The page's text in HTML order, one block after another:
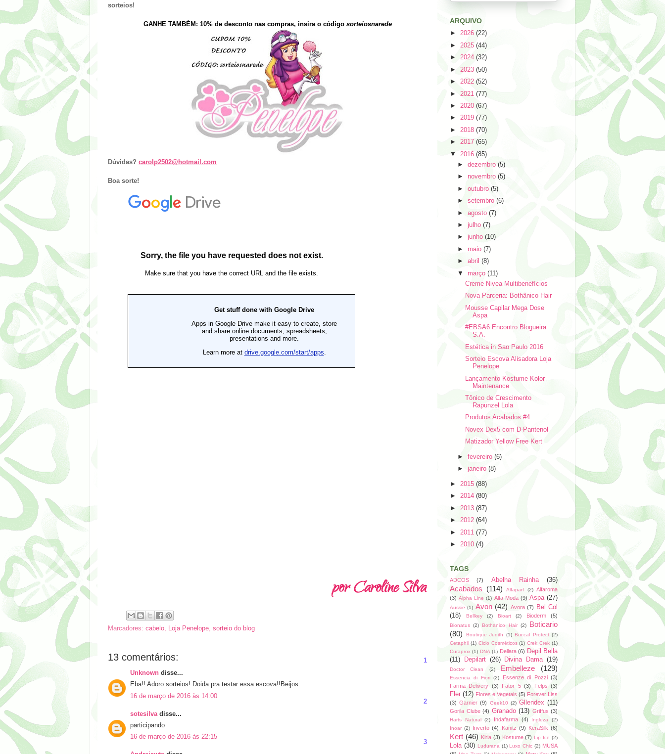
sorteios!
GANHE TAMBÉM : 10% de desconto nas compras, insirao código sorteiosnarede
Dúvidas? carolp2502@hotmail.com
Boa sorte!
Marcadores: cabelo Loja Penelope sorteio do blog
13 comentários:
Unknown disse...
1
Eba!! Adoro sorteios! Doida pra testar essa escova!!Beijos
16 de março de 2016 às 14:00
sotesilva disse...
2
participando
16 de março de 2016 às 22:15
3
ARQUIVO
► 2026 (22)
► 2025 (44)
► 2024 (32)
► 2023 (50)
► 2022 (52)
► 2021 (77)
► 2020 (67)
► 2019 (77)
► 2018 (70)
► 2017 (65)
▼ 2016 (85)
►dezembro(5)
► novembro(5)
►outubro(5)
►setembro(6)
►agosto(7)
► julho(7)
► junho(10)
► maio(7)
►abril(8)
▼ março(11)
Creme Nivea Multibenefícios
Nova Parceria: Bothânico Hair
Mousse Capilar Mega Dose
Aspa
#EBSA6 Encontro Blogueira
S.A.
Estética in Sao Paulo 2016
Sorteio Escova Alisadora Loja
Penelope
Lançamento Kostume Kolor
Maintenance
Tônico de Crescimento
Rapunzel Lola
Produtos Acabados #4
Novex Dex5 com D-Pantenol
Matizador Yellow Free Kert
►fevereiro(6)
►janeiro(8)
► 2015 (88)
► 2014 (80)
► 2013 (87)
► 2012 (64)
► 2011 (77)
► 2010 (4)
TAGS
ADCOS (7) Abelha Rainha (36)
Acabados (114) Alfaparf (2) Alfaroma
(3) Alpha Line (1) Alta Moda (9) Aspa (27)
Aussie (1) Avon (42) Avora (7)
Bel Col
(18)
Bellkey (2) Bioart (2) Bioderm (5)
Bionatus (2) Bothanico Hair (2)
Boticario
(80)
Boutique Judith (1) Buccal Protect (2)
Cetaphil (1) Ciclo Cosméticos (1) Crek Crek (1)
Curaprox (1) DNA (1) Dellara (6) Depil Bella
(11)
Depilart (26) Divina Dama (19)
Doctor Clean (2) Embelleze (129)
Essencia di Fiori (2) Essenze di Pozzi (3)
Farma Delivery (3) Fator 5 (3) Felps (3)
Fler (12) Flores e Vegetais (5) Forever Liss
(3) Garnier (9) Geek10 (2) Gllendex (11)
Gorila Clube (4) Granado (13) Griffus (3)
Harts Natural (2) Indafarma (4) Ingleza
(2)
Inoar (2) Inverto (4) Kanitz (9) KeraSilk (6)
Kert (46) Kiria (3) Kostume (7) Lip Ice (2)
Lola (30) Ludurana (1) Luxo Chic (2) MUSA